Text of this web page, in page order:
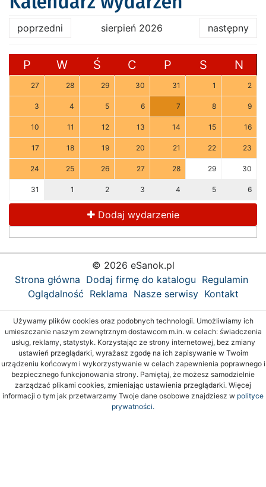
poprzedni sierpień 2026 następny
P W Ś C P S N
27 28 29 30 31 1 2
3 4 5 6 7 8 9
10 11 12 13 14 15 16
17 18 19 20 21 22 23
24 25 26 27 28 29 30
31 1 2 3 4 5 6
Dodaj wydarzenie
© 2026 eSanok.pl
Strona główna Dodaj firmę do katalogu Regulamin
Oglądalność Reklama Nasze serwisy Kontakt
Używamy plików cookies oraz podobnych technologii. Umożliwiamy ich
umieszczanie naszym zewnętrznym dostawcom m.in. w celach: świadczenia
usług, reklamy, statystyk. Korzystając ze strony internetowej, bez zmiany
ustawień przeglądarki, wyrażasz zgodę na ich zapisywanie w Twoim
urządzeniu końcowym i wykorzystywanie w celach zapewnienia poprawnego i
bezpiecznego funkcjonowania strony. Pamiętaj, że możesz samodzielnie
zarządzać plikami cookies, zmieniając ustawienia przeglądarki. Więcej
informacji o tym jak przetwarzamy Twoje dane osobowe znajdziesz w polityce
prywatności.